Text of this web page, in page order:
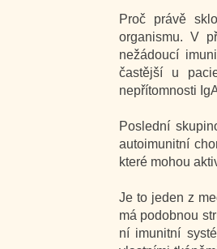
Proč právě
organismu. V
nežádoucí
častější u
nepřítomnosti
Poslední
autoimunitní
které mohou
Je to jeden z
má podobnou
ní imunitní